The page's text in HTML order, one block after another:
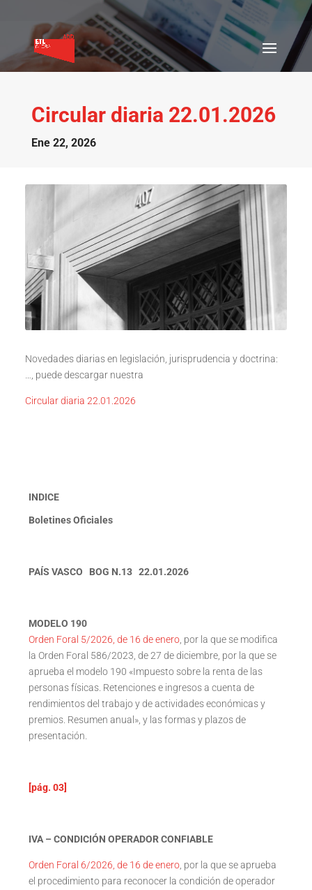
Circular diaria 22.01.2026
Ene 22, 2026
Novedades diarias en legislación, jurisprudencia y doctrina:
…, puede descargar nuestra
Circular diaria 22.01.2026
INDICE
Boletines Oficiales
PAÍS VASCO BOG N.13 22.01.2026
MODELO 190
Orden Foral 5/2026, de 16 de enero, por la que se modifica
la Orden Foral 586/2023, de 27 de diciembre, por la que se
aprueba el modelo 190 «Impuesto sobre la renta de las
personas físicas. Retenciones e ingresos a cuenta de
rendimientos del trabajo y de actividades económicas y
premios. Resumen anual», y las formas y plazos de
presentación.
[pág. 03]
IVA – CONDICIÓN OPERADOR CONFIABLE
Orden Foral 6/2026, de 16 de enero, por la que se aprueba
el procedimiento para reconocer la condición de operador